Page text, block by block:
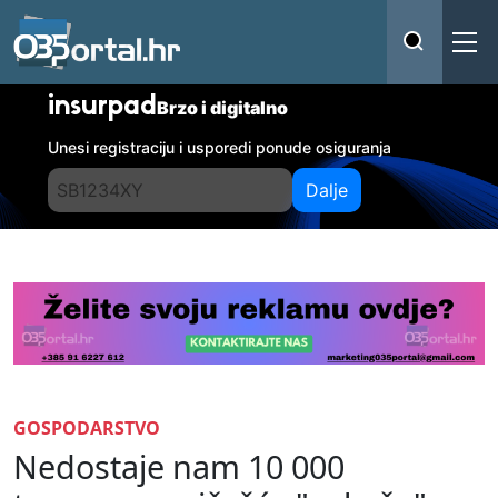
insurpadBrzo i digitalno
Unesi registraciju i usporedi ponude osiguranja
Dalje
GOSPODARSTVO
Nedostaje nam 10 000